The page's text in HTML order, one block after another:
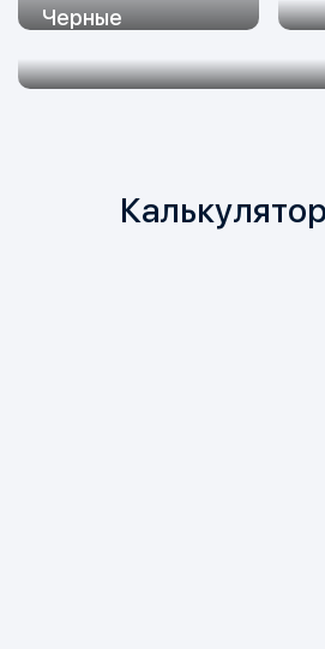
Черные